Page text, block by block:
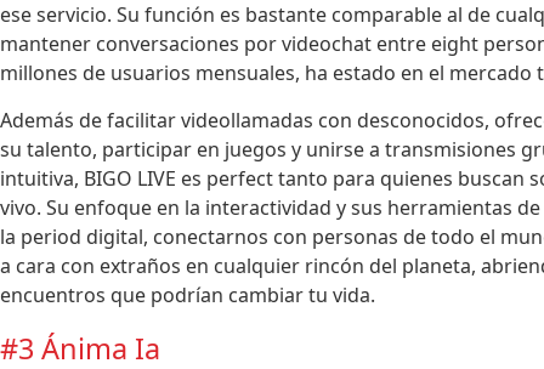
ese servicio. Su función es bastante comparable al de
mantener conversaciones por videochat entre eight
millones de usuarios mensuales, ha estado en el
Además de facilitar videollamadas con desconocidos,
su talento, participar en juegos y unirse a transmisiones
intuitiva, BIGO LIVE es perfect tanto para quienes
vivo. Su enfoque en la interactividad y sus herramientas
la period digital, conectarnos con personas de todo el
a cara con extraños en cualquier rincón del planeta,
encuentros que podrían cambiar tu vida.
#3 Ánima Ia